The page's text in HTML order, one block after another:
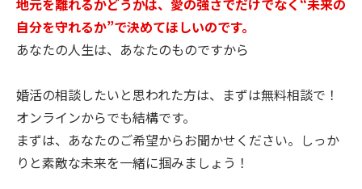
自分を守れるか”で決めてほしいのです。
あなたの人生は、あなたのものですから
婚活の相談したいと思われた方は、まずは無料相談で！
オンラインからでも結構です。
まずは、あなたのご希望からお聞かせください。しっか
りと素敵な未来を一緒に掴みましょう！